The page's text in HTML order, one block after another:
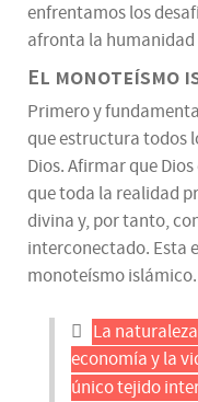
enfrentamos los
afronta la humanidad
El monoteísmo
Primero y
que estructura todos
Dios. Afirmar que
que toda la realidad
divina y, por tanto,
interconectado. Esta
monoteísmo islámico.
La
economía y la
único tejido